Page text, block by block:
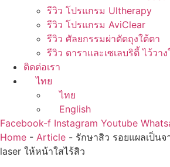
รีวิว โปรแกรม Ultherapy
รีวิว โปรแกรม AviClear
รีวิว ศัลยกรรมผ่าตัดถุงใต้ตา
รีวิว ดาราและเซเลบริตี้ ไว้วา
ติดต่อเรา
ไทย
ไทย
English
Facebook-f Instagram Youtube
Home - Article - รักษาสิว รอยแผลเป็น
laser ให้หน้าใสไร้สิว